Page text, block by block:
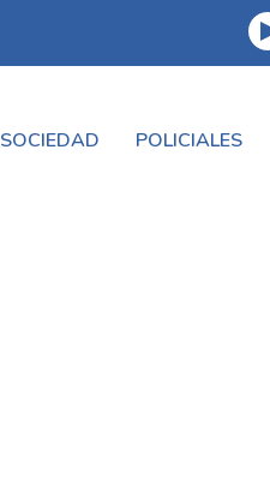
SOCIEDAD POLICIALES